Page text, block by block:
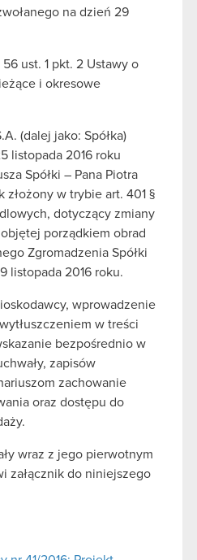
na dzień 29
ust. 1 pkt. 2 Ustawy o
i okresowe
(dalej jako: Spółka)
listopada 2016 roku
Spółki – Pana Piotra
złożony w trybie art. 401 §
dotyczący zmiany
porządkiem obrad
Zgromadzenia Spółki
listopada 2016 roku.
wprowadzenie
w treści
bezpośrednio w
zapisów
zachowanie
oraz dostępu do
wraz z jego pierwotnym
załącznik do niniejszego